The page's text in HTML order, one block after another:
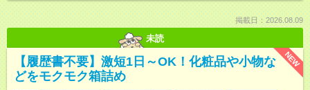
掲載日：2026.08.09
未読
NEW
【履歴書不要】激短1日～OK！化粧品や小物な
どをモクモク箱詰め